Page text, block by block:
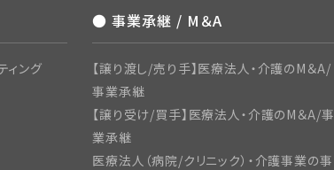
ィング
● 事業承継 / M＆A
【譲り渡し/売り手】医療法人・介護のM＆A/
事業承継
【譲り受け/買手】医療法人・介護のM＆A/事
業承継
医療法人（病院/クリニック）・介護事業の事